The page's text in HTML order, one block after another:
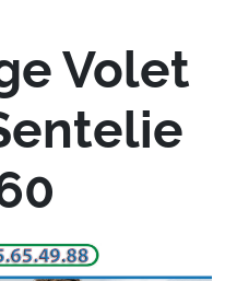
Volet